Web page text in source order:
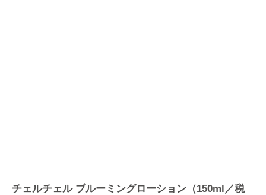
チェルチェル ブルーミングローション（150ml／税